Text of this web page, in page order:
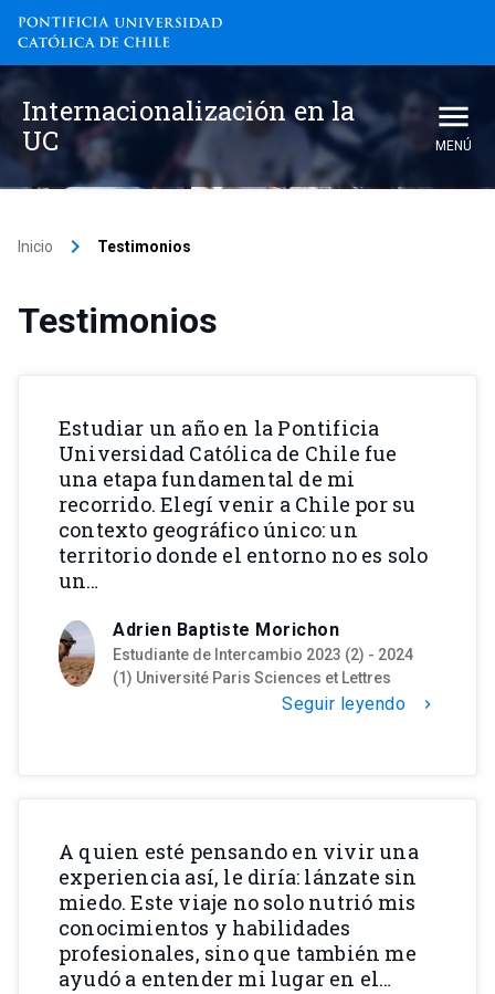
Internacionalización en la
UC
MENÚ
Inicio keyboard_arrow_right Testimonios
Testimonios
Estudiar un año en la Pontificia
Universidad Católica de Chile fue
una etapa fundamental de mi
recorrido. Elegí venir a Chile por su
contexto geográfico único: un
territorio donde el entorno no es solo
un…
Adrien Baptiste Morichon
Estudiante de Intercambio 2023 (2) - 2024
(1) Université Paris Sciences et Lettres
Seguir leyendo chevron_right
A quien esté pensando en vivir una
experiencia así, le diría: lánzate sin
miedo. Este viaje no solo nutrió mis
conocimientos y habilidades
profesionales, sino que también me
ayudó a entender mi lugar en el…